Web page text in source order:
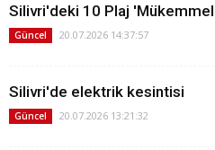
Silivri'deki 10 Plaj 'Mükemmel'
Güncel 20.07.2026 14:37:57
Silivri'de elektrik kesintisi
Güncel 20.07.2026 13:21:32